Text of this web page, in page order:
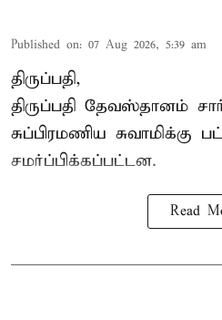
Published on: 07 Aug 2026, 5:39 am
திருப்பதி,
திருப்பதி தேவஸ்தானம்
சுப்பிரமணிய சுவாமிக்கு
சமர்ப்பிக்கப்பட்டன.
Read